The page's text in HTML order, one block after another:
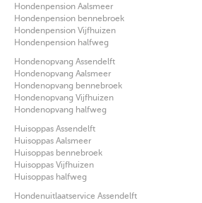
Hondenpension Aalsmeer
Hondenpension bennebroek
Hondenpension Vijfhuizen
Hondenpension halfweg
Hondenopvang Assendelft
Hondenopvang Aalsmeer
Hondenopvang bennebroek
Hondenopvang Vijfhuizen
Hondenopvang halfweg
Huisoppas Assendelft
Huisoppas Aalsmeer
Huisoppas bennebroek
Huisoppas Vijfhuizen
Huisoppas halfweg
Hondenuitlaatservice Assendelft